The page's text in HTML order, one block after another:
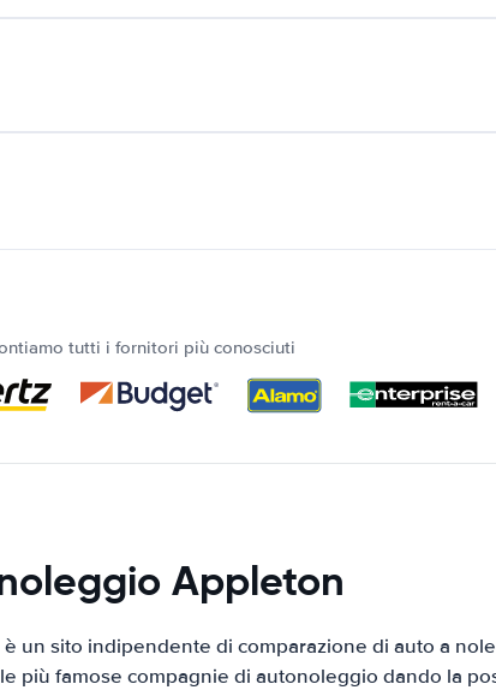
tutti i fornitori più conosciuti
Appleton
un sito indipendente di comparazione di auto a
più famose compagnie di autonoleggio dando la